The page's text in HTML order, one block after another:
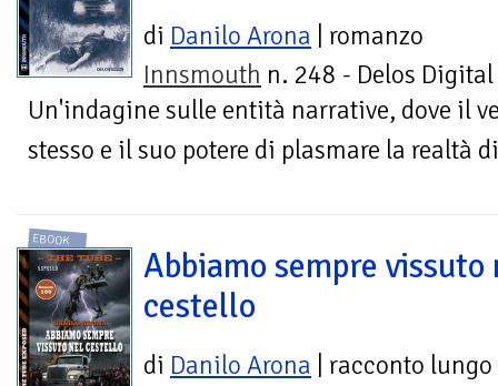
di Danilo Arona | romanzo
Innsmouth n. 248 - Delos Digital
Un'indagine sulle entità narrative, dove il
stesso e il suo potere di plasmare la realtà
EBOOK
Abbiamo sempre vissuto
cestello
di Danilo Arona | racconto lungo